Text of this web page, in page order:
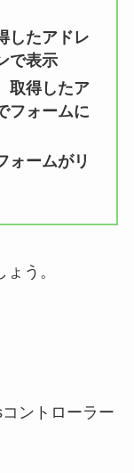
したアドレ
で表示
取得したア
フォームに
ォームがリ
う。
ントローラー